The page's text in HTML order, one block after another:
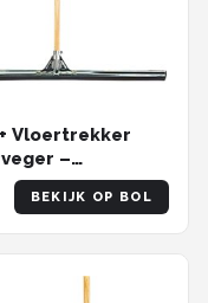
Vloertrekker
–
binnenbezem
BEKIJK OP BOL